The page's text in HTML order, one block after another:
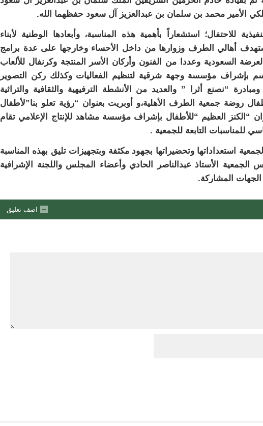
الأمير محمد بن سلمان بن عبدالعزيز آل سعود حفظهما الله.
للاحتفال؛ استشعاراً بأهمية هذه المناسبة، وأبعادها الوطنية لأبناء
أهالي الطرف وزوارها من داخل الأحساء وخارجها على عدة برامج
السعودية وعددا من الفنون وأركان الأسر المنتجة وكرنفال للألعاب
بإشراف مؤسسة وجهة شرقية لتنظيم الفعاليات وكذلك ركن التصوير
“نصنع أثرا ” والعديد من الأنشطة الترفيهية والثقافية والتراثية
روضة جمعية الطرف الأهلية،و أوبريت بعنوان “رؤية تعلو بنا”لأطفال
“الكنز العظيم “للأطفال بإشراف مؤسسة مشاهد للإنتاج الإعلامي تقام
للمناسبات التابعة للجمعية .
استعداداتها وتحضيراتها بجهود مكثفة وبتجهيزات تليق بهذه المناسبة
الجمعية الأستاذ عبدالناصر الحادي وأعضاء المجلس واللجنة الإشرافية
الجهات المشاركة.
اضف تعليق